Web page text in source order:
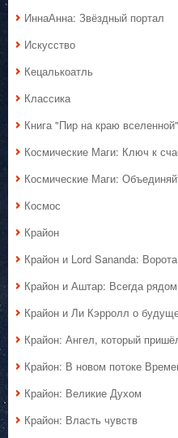
ИннаАнна: Звёздный портал
Искусство
Кецалькоатль
Классика
Книга "Пир на краю вселенной"
Космические Маги: Ключ к
Космические Маги:
Космос
Крайон
Крайон и Lord Sananda:
Крайон и Аштар: Всегда
Крайон и Ли Кэрролл о
Крайон: Ангел, который
Крайон: В новом потоке
Крайон: Великие Духом
Крайон: Власть чувств